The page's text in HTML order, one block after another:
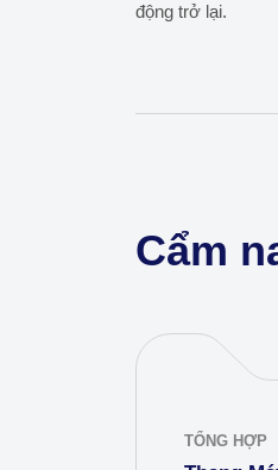
động trở lại.
Cẩm
TỔNG HỢP